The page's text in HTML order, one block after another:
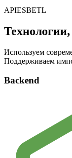
APIESBETL
Используем
Поддерживаем
Backend